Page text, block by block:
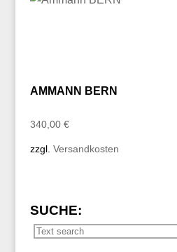
AMMANN BERN
340,00 €
zzgl. Versandkosten
SUCHE: